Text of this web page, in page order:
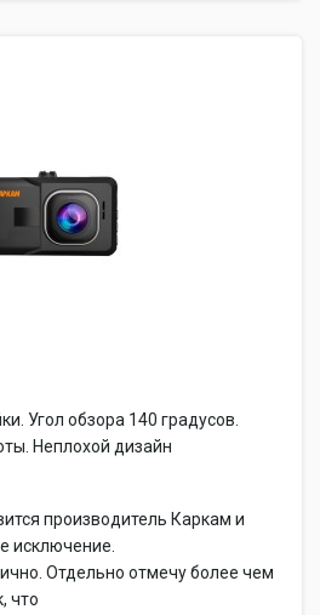
Угол обзора 140 градусов.
Неплохой дизайн
производитель Каркам и
исключение.
Отдельно отмечу более чем
что